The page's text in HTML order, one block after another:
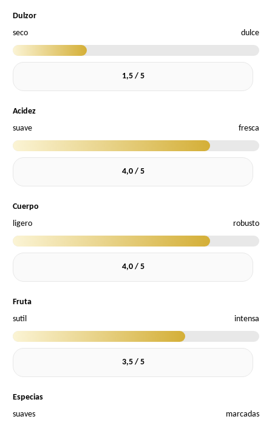
Dulzor
seco
dulce
1,5 / 5
Acidez
suave
fresca
4,0 / 5
Cuerpo
ligero
robusto
4,0 / 5
Fruta
sutil
intensa
3,5 / 5
Especias
suaves
marcadas